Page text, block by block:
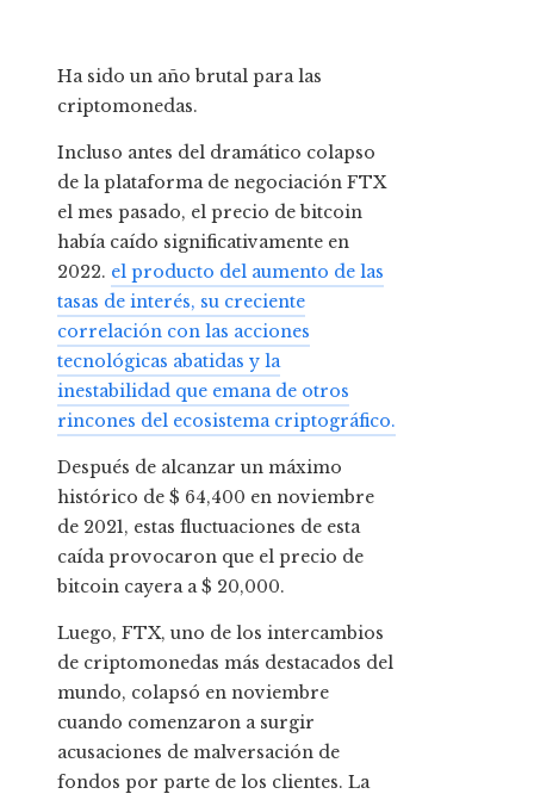
Ha sido un año brutal para las
criptomonedas.
Incluso antes del dramático colapso
de la plataforma de negociación FTX
el mes pasado, el precio de bitcoin
había caído significativamente en
2022. el producto del aumento de las
tasas de interés, su creciente
correlación con las acciones
tecnológicas abatidas y la
inestabilidad que emana de otros
rincones del ecosistema criptográfico.
Después de alcanzar un máximo
histórico de $ 64,400 en noviembre
de 2021, estas fluctuaciones de esta
caída provocaron que el precio de
bitcoin cayera a $ 20,000.
Luego, FTX, uno de los intercambios
de criptomonedas más destacados del
mundo, colapsó en noviembre
cuando comenzaron a surgir
acusaciones de malversación de
fondos por parte de los clientes. La